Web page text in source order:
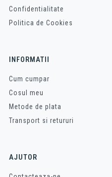
Confidentialitate
Politica de Cookies
INFORMATII
Cum cumpar
Cosul meu
Metode de plata
Transport si retururi
AJUTOR